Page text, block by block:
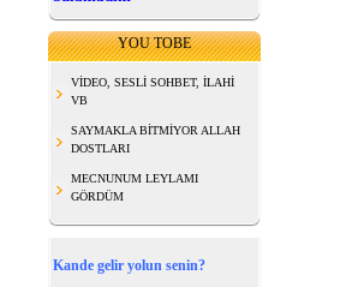
YOU TOBE
VİDEO, SESLİ SOHBET, İLAHİ
VB
SAYMAKLA BİTMİYOR ALLAH
DOSTLARI
MECNUNUM LEYLAMI
GÖRDÜM
Kande gelir yolun senin?